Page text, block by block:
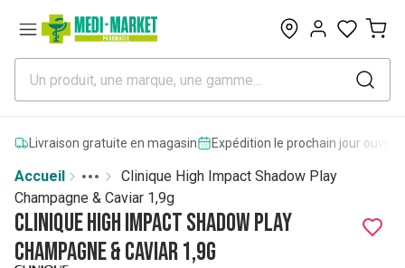
0
Livraison gratuite en magasin Expédition le prochain jour
Accueil
More
Toggle menu
Clinique High Impact Shadow Play
Champagne & Caviar 1,9g
Clinique High Impact Shadow Play
Champagne & Caviar 1,9g